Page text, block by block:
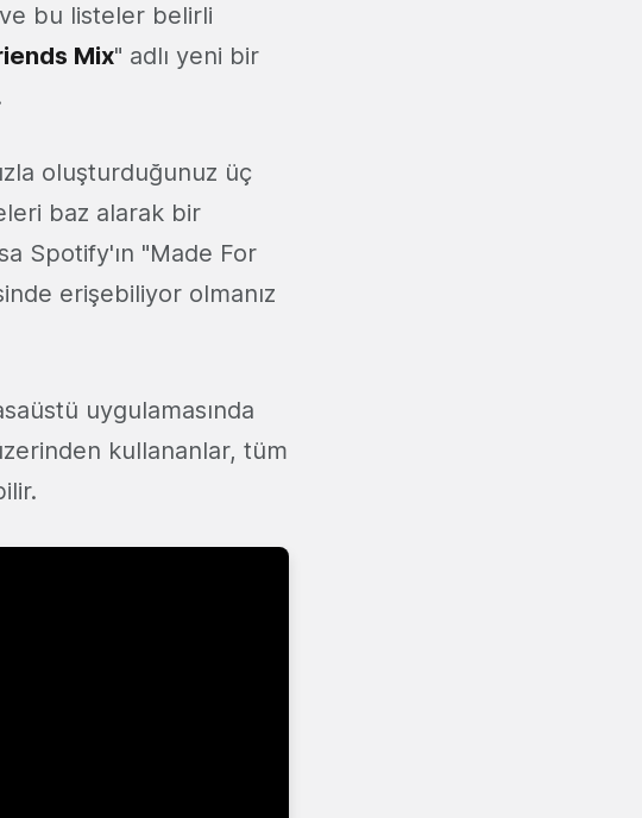
bu listeler belirli
Mix" adlı yeni bir
oluşturduğunuz üç
baz alarak bir
Spotify'ın "Made For
erişebiliyor olmanız
uygulamasında
kullananlar, tüm